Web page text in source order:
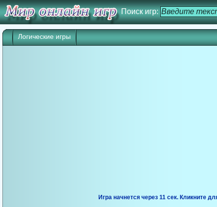
Поиск игр:
Логические игры
Игра начнется через 10 сек. Кликните